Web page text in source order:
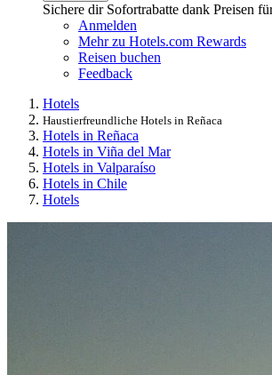
Sichere dir Sofortrabatte dank Preisen
Anmelden
Mehr zu Hotels.com Rewards
Reisen buchen
Feedback
Hotels
Haustierfreundliche Hotels in Reñaca
Hotels in Reñaca
Hotels in Viña del Mar
Hotels in Valparaíso
Hotels in Chile
Hotels